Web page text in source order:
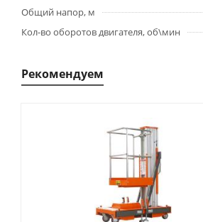
Общий напор, м
Кол-во оборотов двигателя, об\мин
Рекомендуем